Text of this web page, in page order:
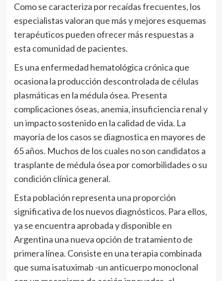
Como se caracteriza por recaídas frecuentes, los
especialistas valoran que más y mejores esquemas
terapéuticos pueden ofrecer más respuestas a
esta comunidad de pacientes.
Es una enfermedad hematológica crónica que
ocasiona la producción descontrolada de células
plasmáticas en la médula ósea. Presenta
complicaciones óseas, anemia, insuficiencia renal y
un impacto sostenido en la calidad de vida. La
mayoría de los casos se diagnostica en mayores de
65 años. Muchos de los cuales no son candidatos a
trasplante de médula ósea por comorbilidades o su
condición clínica general.
Esta población representa una proporción
significativa de los nuevos diagnósticos. Para ellos,
ya se encuentra aprobada y disponible en
Argentina una nueva opción de tratamiento de
primera línea. Consiste en una terapia combinada
que suma isatuximab -un anticuerpo monoclonal